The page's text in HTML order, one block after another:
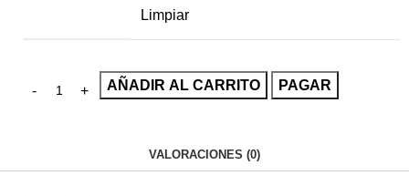
Limpiar
AÑADIR AL CARRITO PAGAR
VALORACIONES (0)